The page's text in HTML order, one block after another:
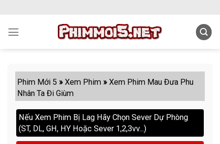
content
Phim Mới 5 »Xem Phim »Xem Phim Mau Đưa Phu
Nhân Ta Đi Giùm
Nếu Xem Phim Bị Lag Hãy Chọn Sever Dự Phòng
(ST, DL, GH, HY Hoặc Sever 1,2,3vv...)